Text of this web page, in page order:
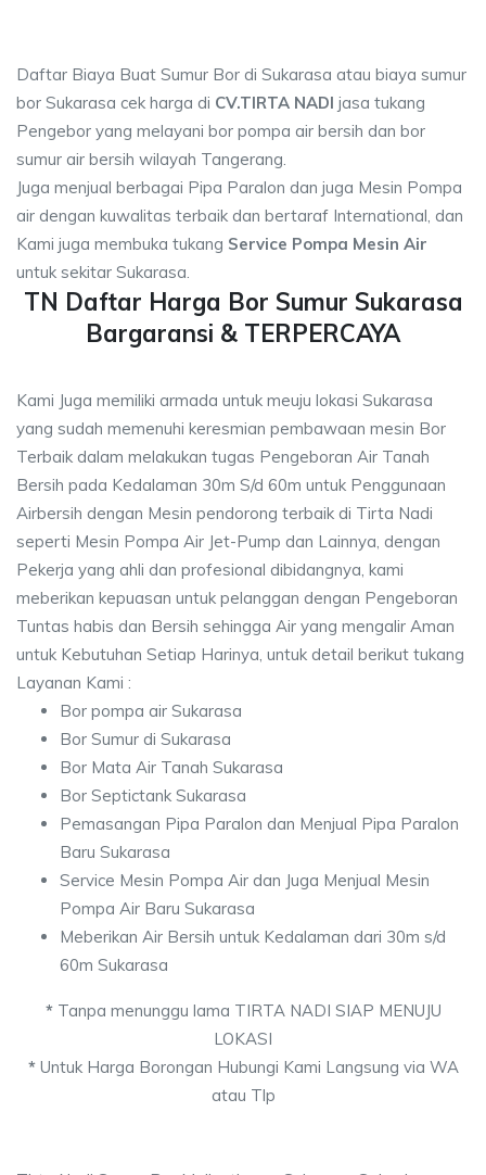
Daftar Biaya Buat Sumur Bor di Sukarasa atau biaya sumur
bor Sukarasa cek harga di CV.TIRTA NADI jasa tukang
Pengebor yang melayani bor pompa air bersih dan bor
sumur air bersih wilayah Tangerang.
Juga menjual berbagai Pipa Paralon dan juga Mesin Pompa
air dengan kuwalitas terbaik dan bertaraf International, dan
Kami juga membuka tukang Service Pompa Mesin Air
untuk sekitar Sukarasa.
TN Daftar Harga Bor Sumur Sukarasa
Bargaransi & TERPERCAYA
Kami Juga memiliki armada untuk meuju lokasi Sukarasa
yang sudah memenuhi keresmian pembawaan mesin Bor
Terbaik dalam melakukan tugas Pengeboran Air Tanah
Bersih pada Kedalaman 30m S/d 60m untuk Penggunaan
Airbersih dengan Mesin pendorong terbaik di Tirta Nadi
seperti Mesin Pompa Air Jet-Pump dan Lainnya, dengan
Pekerja yang ahli dan profesional dibidangnya, kami
meberikan kepuasan untuk pelanggan dengan Pengeboran
Tuntas habis dan Bersih sehingga Air yang mengalir Aman
untuk Kebutuhan Setiap Harinya, untuk detail berikut tukang
Layanan Kami :
Bor pompa air Sukarasa
Bor Sumur di Sukarasa
Bor Mata Air Tanah Sukarasa
Bor Septictank Sukarasa
Pemasangan Pipa Paralon dan Menjual Pipa Paralon
Baru Sukarasa
Service Mesin Pompa Air dan Juga Menjual Mesin
Pompa Air Baru Sukarasa
Meberikan Air Bersih untuk Kedalaman dari 30m s/d
60m Sukarasa
*Tanpa menunggu lama TIRTA NADI SIAP MENUJU
LOKASI
*Untuk Harga Borongan Hubungi Kami Langsung via WA
atau Tlp